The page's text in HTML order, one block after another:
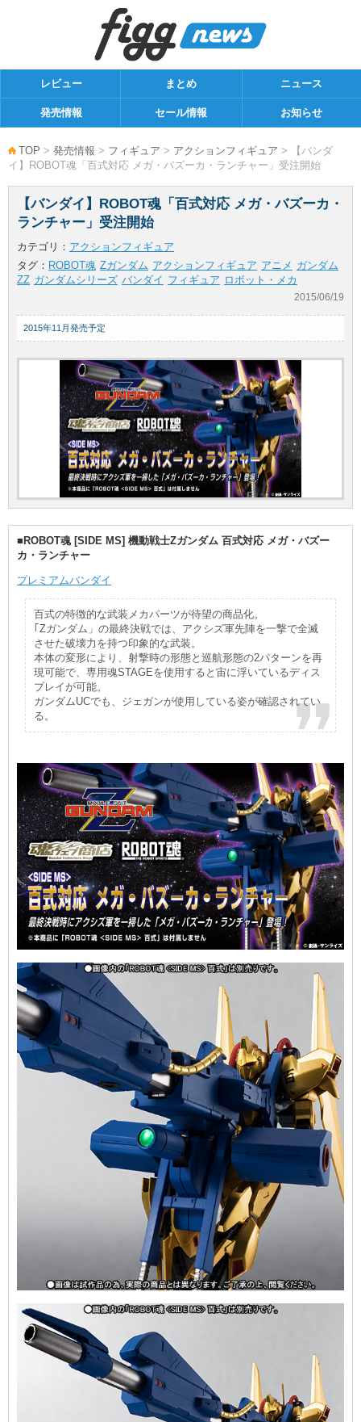
レビュー まとめ ニュース
発売情報 セール情報 お知らせ
TOP > 発売情報 > フィギュア > アクションフィギュア > 【バンダ
イ】ROBOT魂「百式対応 メガ・バズーカ・ランチャー」受注開始
【バンダイ】ROBOT魂「百式対応 メガ・バズーカ・
ランチャー」受注開始
カテゴリ： アクションフィギュア
タグ： ROBOT魂 Zガンダム アクションフィギュア アニメ ガンダム
ZZ ガンダムシリーズ バンダイ フィギュア ロボット・メカ
2015/06/19
2015年11月発売予定
■ROBOT魂 [SIDE MS] 機動戦士Zガンダム 百式対応 メガ・バズー
カ・ランチャー
プレミアムバンダイ
百式の特徴的な武装メカパーツが待望の商品化。
｢Zガンダム」の最終決戦では、アクシズ軍先陣を一撃で全滅
させた破壊力を持つ印象的な武装。
本体の変形により、射撃時の形態と巡航形態の2パターンを再
現可能で、専用魂STAGEを使用すると宙に浮いているディス
プレイが可能。
ガンダムUCでも、ジェガンが使用している姿が確認されてい
る。